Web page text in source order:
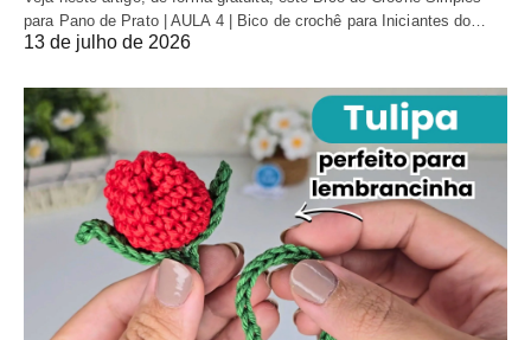
para Pano de Prato | AULA 4 | Bico de crochê para Iniciantes do…
13 de julho de 2026